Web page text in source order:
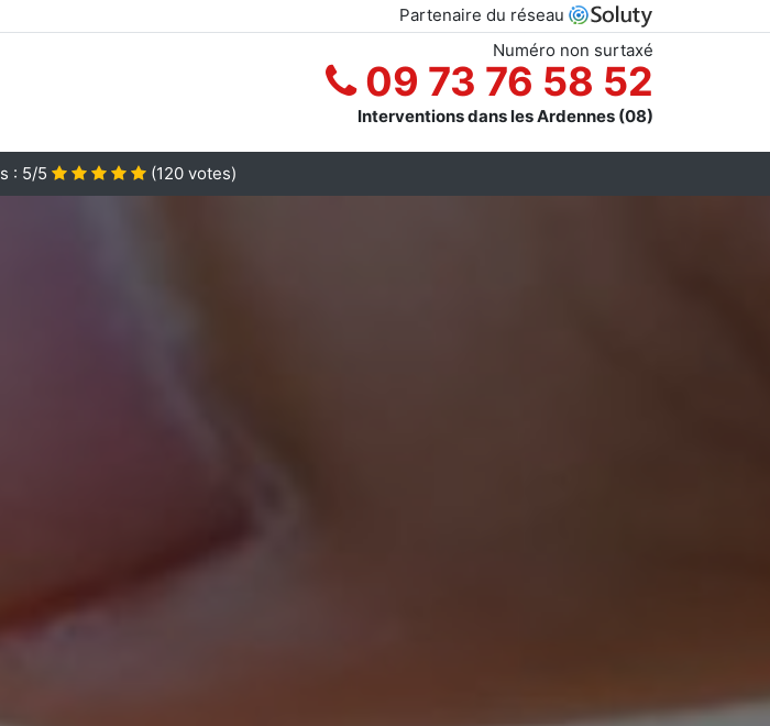
Partenaire du réseau
Numéro non surtaxé
09 73 76 58 52
Interventions dans les Ardennes (08)
: 5/5 (120votes)